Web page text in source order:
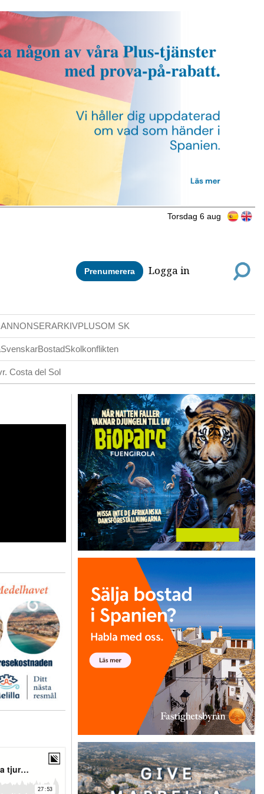
Torsdag 6 aug
Prenumerera Logga in
ARKIVPLUSOM SK
SvenskarBostadSkolkonflikten
Costa del Sol